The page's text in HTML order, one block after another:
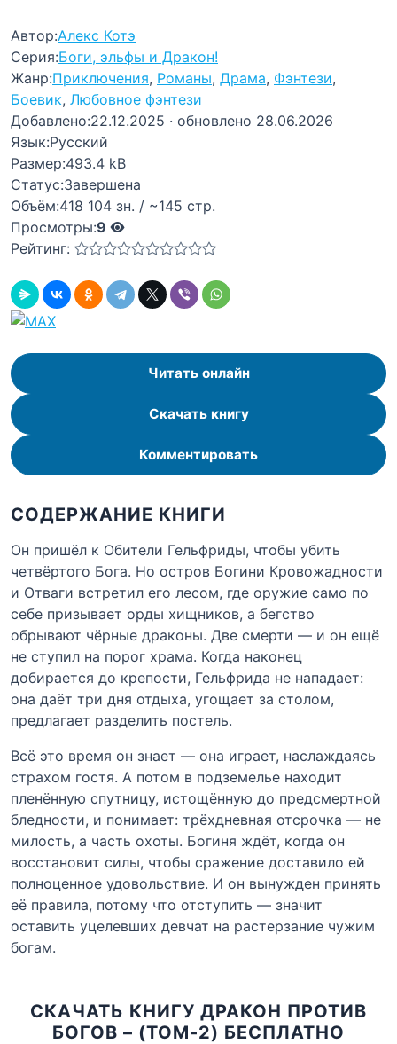
Автор:Алекс Котэ
Серия:Боги, эльфы и Дракон!
Жанр:Приключения, Романы, Драма, Фэнтези,
Боевик, Любовное фэнтези
Добавлено:22.12.2025 · обновлено 28.06.2026
Язык:Русский
Размер:493.4 kB
Статус:Завершена
Объём:418 104 зн. / ~145 стр.
Просмотры:9
Рейтинг:
Читать онлайн
Скачать книгу
Комментировать
СОДЕРЖАНИЕ КНИГИ
Он пришёл к Обители Гельфриды, чтобы убить
четвёртого Бога. Но остров Богини Кровожадности
и Отваги встретил его лесом, где оружие само по
себе призывает орды хищников, а бегство
обрывают чёрные драконы. Две смерти — и он ещё
не ступил на порог храма. Когда наконец
добирается до крепости, Гельфрида не нападает:
она даёт три дня отдыха, угощает за столом,
предлагает разделить постель.
Всё это время он знает — она играет, наслаждаясь
страхом гостя. А потом в подземелье находит
пленённую спутницу, истощённую до предсмертной
бледности, и понимает: трёхдневная отсрочка — не
милость, а часть охоты. Богиня ждёт, когда он
восстановит силы, чтобы сражение доставило ей
полноценное удовольствие. И он вынужден принять
её правила, потому что отступить — значит
оставить уцелевших девчат на растерзание чужим
богам.
СКАЧАТЬ КНИГУ ДРАКОН ПРОТИВ
БОГОВ – (ТОМ-2) БЕСПЛАТНО